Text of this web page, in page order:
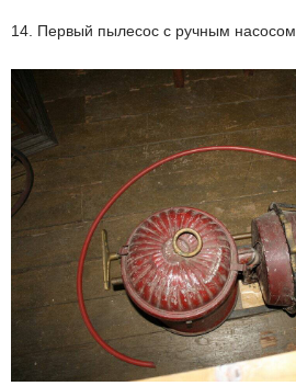
14. Первый пылесос с ручным насосом